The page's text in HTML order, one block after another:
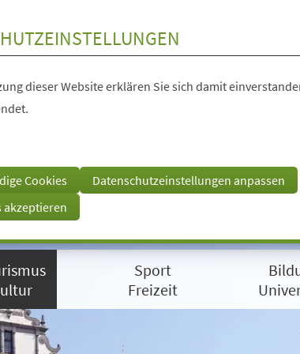
dieser Website erklären Sie sich damit
Cookies
Datenschutzeinstellungen anpassen
akzeptieren
Sport
Freizeit